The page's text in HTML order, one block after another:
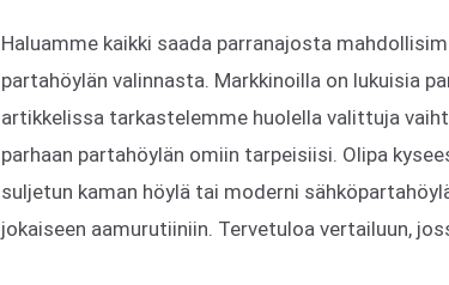
Haluamme kaikki saada parranajosta
partahöylän valinnasta. Markkinoilla on lukuisia
artikkelissa tarkastelemme huolella valittuja
parhaan partahöylän omiin tarpeisiisi. Olipa
suljetun kaman höylä tai moderni
jokaiseen aamurutiiniin. Tervetuloa vertailuun,